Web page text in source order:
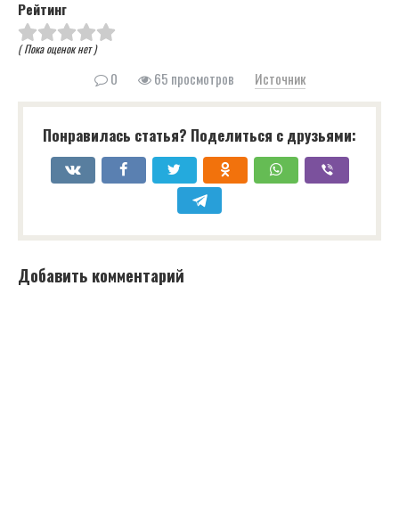
Рейтинг
( Пока оценок нет )
0 65 просмотров Источник
Понравилась статья? Поделиться с друзьями:
Добавить комментарий